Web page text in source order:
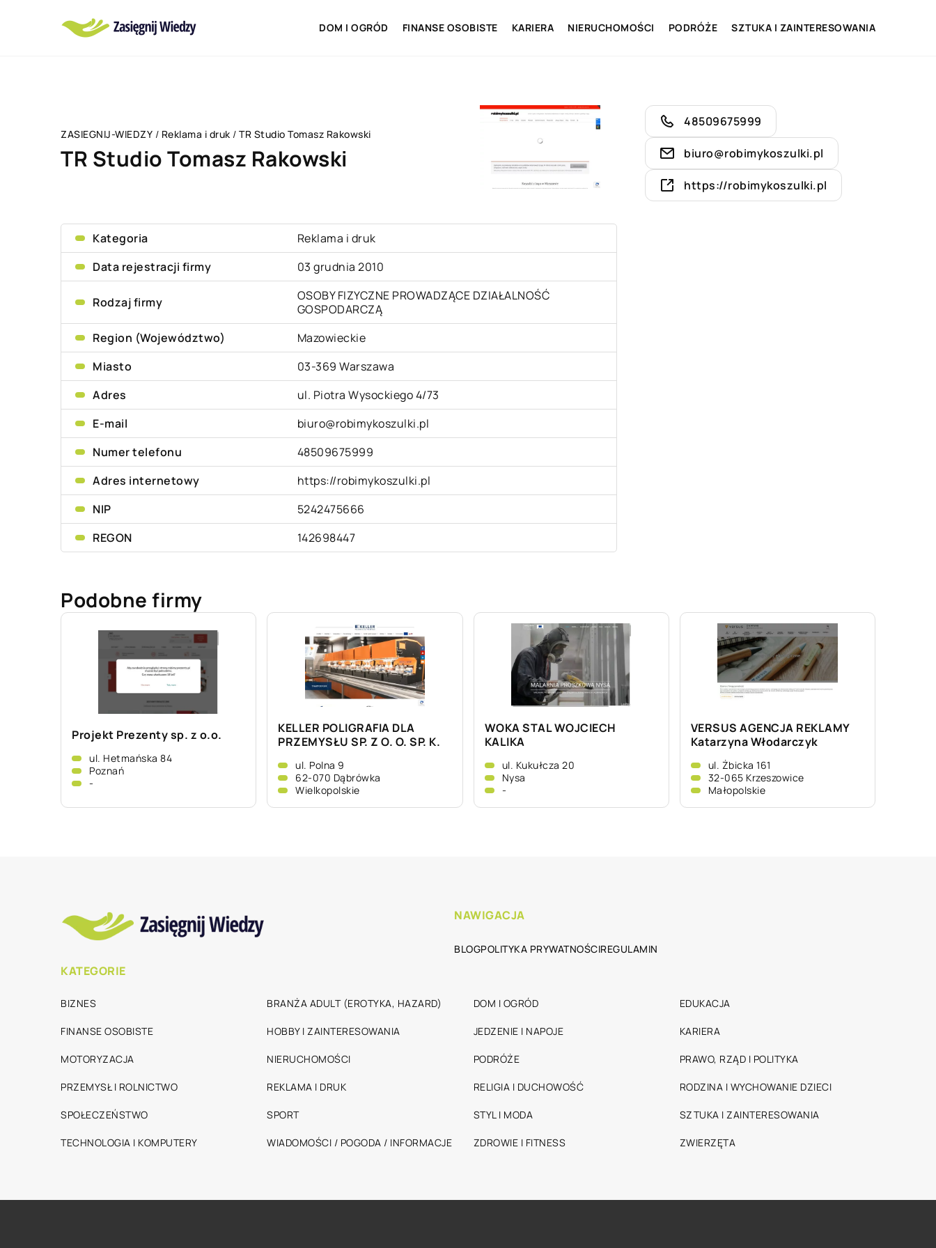
DOM I OGRÓD FINANSE OSOBISTE KARIERA NIERUCHOMOŚCI PODRÓŻE SZTUKA I ZAINTERESOWANIA
ZASIEGNIJ-WIEDZY / Reklama i druk / TR Studio Tomasz Rakowski
TR Studio Tomasz Rakowski
Kategoria
Reklama i druk
Data rejestracji firmy
03 grudnia 2010
Rodzaj firmy
OSOBY FIZYCZNE PROWADZĄCE DZIAŁALNOŚĆ
GOSPODARCZĄ
Region (Województwo)
Mazowieckie
Miasto
03-369 Warszawa
Adres
ul. Piotra Wysockiego 4/73
E-mail
biuro@robimykoszulki.pl
Numer telefonu
48509675999
Adres internetowy
https://robimykoszulki.pl
NIP
5242475666
REGON
142698447
48509675999
biuro@robimykoszulki.pl
https://robimykoszulki.pl
Podobne firmy
Projekt Prezenty sp. z o.o.
ul. Hetmańska 84
Poznań
-
KELLER POLIGRAFIA DLA
PRZEMYSŁU SP. Z O. O. SP. K.
ul. Polna 9
62-070 Dąbrówka
Wielkopolskie
WOKA STAL WOJCIECH
KALIKA
ul. Kukułcza 20
Nysa
-
VERSUS AGENCJA REKLAMY
Katarzyna Włodarczyk
ul. Żbicka 161
32-065 Krzeszowice
Małopolskie
NAWIGACJA
BLOGPOLITYKA PRYWATNOŚCIREGULAMIN
KATEGORIE
BIZNES BRANŻA ADULT (EROTYKA, HAZARD) DOM I OGRÓD EDUKACJA
FINANSE OSOBISTE HOBBY I ZAINTERESOWANIA JEDZENIE I NAPOJE KARIERA
MOTORYZACJA NIERUCHOMOŚCI PODRÓŻE PRAWO, RZĄD I POLITYKA
PRZEMYSŁ I ROLNICTWO REKLAMA I DRUK RELIGIA I DUCHOWOŚĆ RODZINA I WYCHOWANIE DZIECI
SPOŁECZEŃSTWO SPORT STYL I MODA SZTUKA I ZAINTERESOWANIA
TECHNOLOGIA I KOMPUTERY WIADOMOŚCI / POGODA / INFORMACJE ZDROWIE I FITNESS ZWIERZĘTA